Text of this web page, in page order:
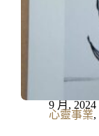
9 月, 2024
心靈事業,